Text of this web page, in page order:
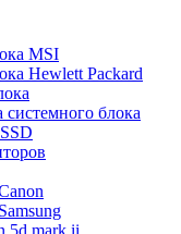
MSI
Hewlett Packard
системного блока
5d mark ii